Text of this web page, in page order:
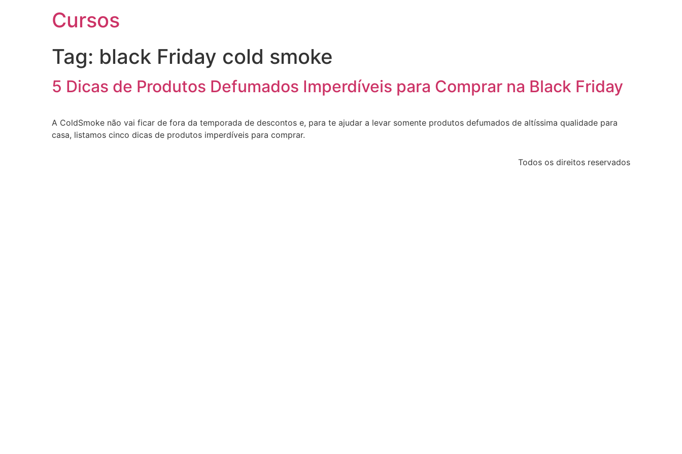
Cursos
Tag: black Friday cold smoke
5 Dicas de Produtos Defumados Imperdíveis para Comprar na Black Friday
A ColdSmoke não vai ficar de fora da temporada de descontos e, para te ajudar a levar somente produtos defumados de altíssima qualidade para
casa, listamos cinco dicas de produtos imperdíveis para comprar.
Todos os direitos reservados